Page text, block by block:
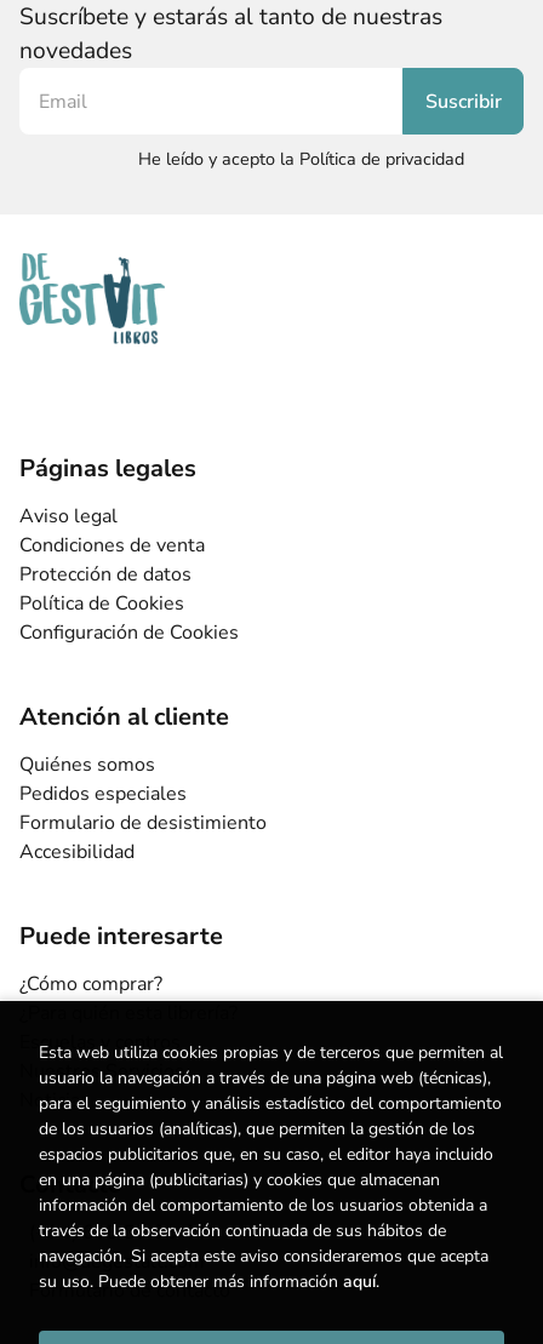
Suscríbete y estarás al tanto de nuestras
novedades
He leído y acepto la Política de privacidad
Páginas legales
Aviso legal
Condiciones de venta
Protección de datos
Política de Cookies
Configuración de Cookies
Atención al cliente
Quiénes somos
Pedidos especiales
Formulario de desistimiento
Accesibilidad
Puede interesarte
¿Cómo comprar?
Escuelas y centros
Nuestros Servicios
Noticias
Contacto
(+34) 615 55 96 54
info@degestalt.com
Formulario de contacto
Esta web utiliza cookies propias y de terceros que permiten al
usuario la navegación a través de una página web (técnicas),
para el seguimiento y análisis estadístico del comportamiento
de los usuarios (analíticas), que permiten la gestión de los
espacios publicitarios que, en su caso, el editor haya incluido
en una página (publicitarias) y cookies que almacenan
información del comportamiento de los usuarios obtenida a
través de la observación continuada de sus hábitos de
navegación. Si acepta este aviso consideraremos que acepta
su uso. Puede obtener más información aquí.